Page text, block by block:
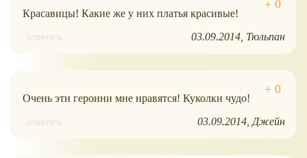
Красавицы! Какие же у них платья красивые!
ответить 03.09.2014 Тюльпан
Очень эти героини мне нравятся! Куколки чудо!
ответить 03.09.2014 Джейн